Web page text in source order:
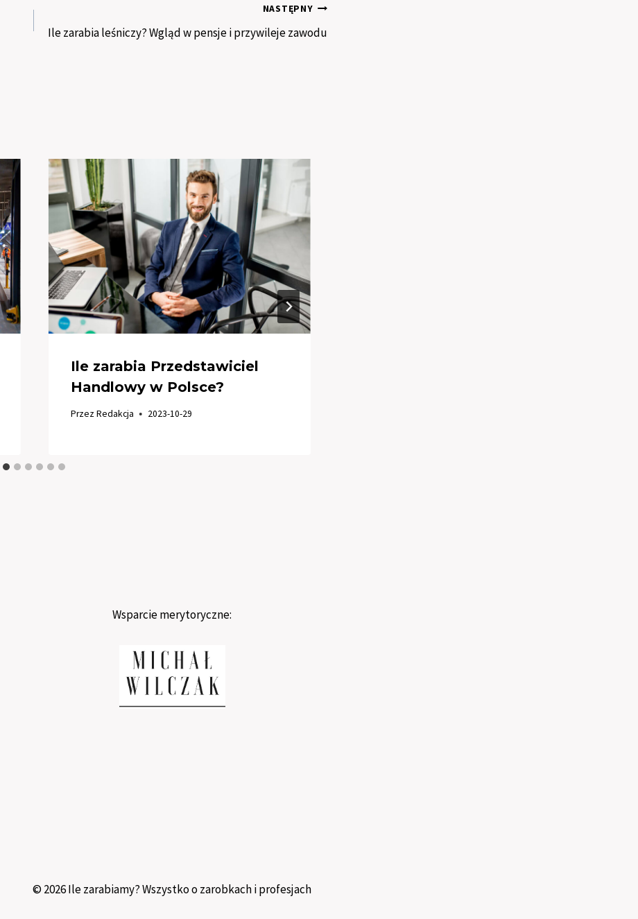
NASTĘPNY
Ile zarabia leśniczy? Wgląd w pensje i przywileje zawodu
Ile zarabia Przedstawiciel
Handlowy w Polsce?
Przez Redakcja 2023-10-29
Wsparcie merytoryczne:
© 2026 Ile zarabiamy? Wszystko o zarobkach i profesjach